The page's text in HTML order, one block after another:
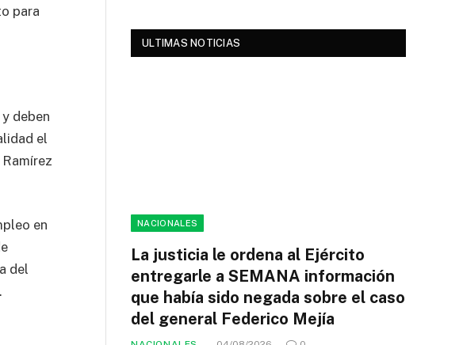
para
deben
el
en
del
ULTIMAS NOTICIAS
NACIONALES
La justicia le ordena al Ejército
entregarle a SEMANA información
que había sido negada sobre el caso
del general Federico Mejía